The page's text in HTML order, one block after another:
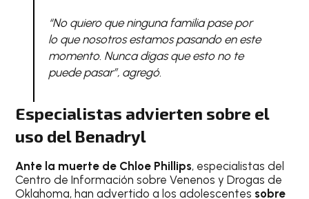
“No quiero que ninguna familia pase por
lo que nosotros estamos pasando en este
momento. Nunca digas que esto no te
puede pasar”, agregó.
Especialistas advierten sobre el
uso del Benadryl
Ante la muerte de Chloe Phillips, especialistas del
Centro de Información sobre Venenos y Drogas de
Oklahoma, han advertido a los adolescentes sobre